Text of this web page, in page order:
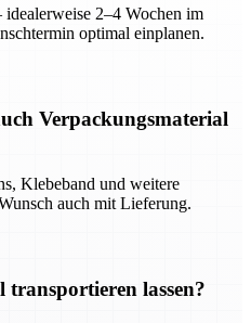
2–4 Wochen im
optimal einplanen.
Verpackungsmaterial
Klebeband und weitere
auch mit Lieferung.
lassen?